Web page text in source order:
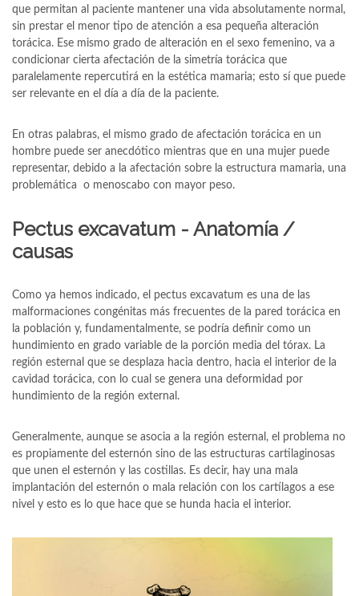
que permitan al paciente mantener una vida absolutamente normal,
sin prestar el menor tipo de atención a esa pequeña alteración
torácica. Ese mismo grado de alteración en el sexo femenino, va a
condicionar cierta afectación de la simetría torácica que
paralelamente repercutirá en la estética mamaria; esto sí que puede
ser relevante en el día a día de la paciente.
En otras palabras, el mismo grado de afectación torácica en un
hombre puede ser anecdótico mientras que en una mujer puede
representar, debido a la afectación sobre la estructura mamaria, una
problemática o menoscabo con mayor peso.
Pectus excavatum - Anatomía /
causas
Como ya hemos indicado, el pectus excavatum es una de las
malformaciones congénitas más frecuentes de la pared torácica en
la población y, fundamentalmente, se podría definir como un
hundimiento en grado variable de la porción media del tórax. La
región esternal que se desplaza hacia dentro, hacia el interior de la
cavidad torácica, con lo cual se genera una deformidad por
hundimiento de la región external.
Generalmente, aunque se asocia a la región esternal, el problema no
es propiamente del esternón sino de las estructuras cartilaginosas
que unen el esternón y las costillas. Es decir, hay una mala
implantación del esternón o mala relación con los cartílagos a ese
nivel y esto es lo que hace que se hunda hacia el interior.